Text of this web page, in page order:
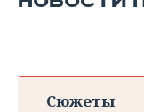
Сюжеты